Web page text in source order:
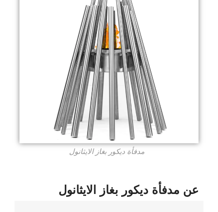
مدفأة ديكور بغاز الايثانول
عن مدفأة ديكور بغاز الايثانول